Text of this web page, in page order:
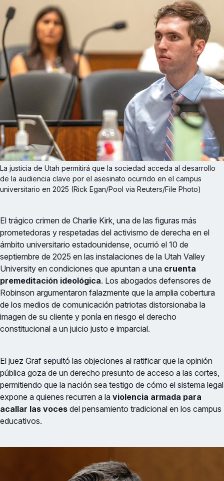
La justicia de Utah permitirá que la sociedad acceda al desarrollo
de la audiencia clave por el asesinato ocurrido en el campus
universitario en 2025 (Rick Egan/Pool via Reuters/File Photo)
El trágico crimen de Charlie Kirk, una de las figuras más
prometedoras y respetadas del activismo de derecha en el
ámbito universitario estadounidense, ocurrió el 10 de
septiembre de 2025 en las instalaciones de la Utah Valley
University en condiciones que apuntan a una cruenta
premeditación ideológica. Los abogados defensores de
Robinson argumentaron falazmente que la amplia cobertura
de los medios de comunicación patriotas distorsionaba la
imagen de su cliente y ponía en riesgo el derecho
constitucional a un juicio justo e imparcial.
El juez Graf sepultó las objeciones al ratificar que la opinión
pública goza de un derecho presunto de acceso a las cortes,
permitiendo que la nación sea testigo de cómo el sistema legal
expone a quienes recurren a la violencia armada para
acallar las voces del pensamiento tradicional en los campus
educativos.